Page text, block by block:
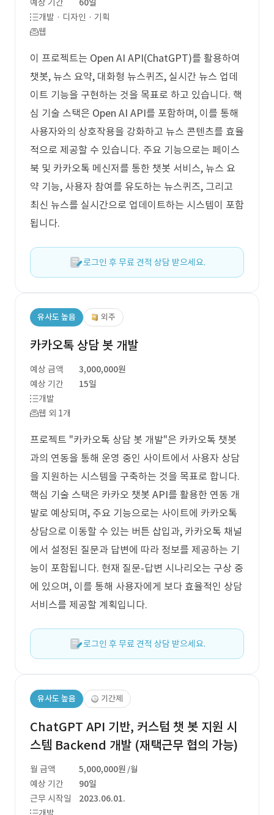
예상 기간
60일
개발 · 디자인 · 기획
웹
이 프로젝트는 Open AI API(ChatGPT)를 활용하여
챗봇, 뉴스 요약, 대화형 뉴스퀴즈, 실시간 뉴스 업데
이트 기능을 구현하는 것을 목표로 하고 있습니다. 핵
심 기술 스택은 Open AI API를 포함하며, 이를 통해
사용자와의 상호작용을 강화하고 뉴스 콘텐츠를 효율
적으로 제공할 수 있습니다. 주요 기능으로는 페이스
북 및 카카오톡 메신저를 통한 챗봇 서비스, 뉴스 요
약 기능, 사용자 참여를 유도하는 뉴스퀴즈, 그리고
최신 뉴스를 실시간으로 업데이트하는 시스템이 포함
됩니다.
로그인 후 무료 견적 상담 받으세요.
유사도 높음 외주
카카오톡 상담 봇 개발
예상 금액
3,000,000원
예상 기간
15일
개발
웹 외 1개
프로젝트 "카카오톡 상담 봇 개발"은 카카오톡 챗봇
과의 연동을 통해 운영 중인 사이트에서 사용자 상담
을 지원하는 시스템을 구축하는 것을 목표로 합니다.
핵심 기술 스택은 카카오 챗봇 API를 활용한 연동 개
발로 예상되며, 주요 기능으로는 사이트에 카카오톡
상담으로 이동할 수 있는 버튼 삽입과, 카카오톡 채널
에서 설정된 질문과 답변에 따라 정보를 제공하는 기
능이 포함됩니다. 현재 질문-답변 시나리오는 구상 중
에 있으며, 이를 통해 사용자에게 보다 효율적인 상담
서비스를 제공할 계획입니다.
로그인 후 무료 견적 상담 받으세요.
유사도 높음 기간제
ChatGPT API 기반, 커스텀 챗 봇 지원 시
스템 Backend 개발 (재택근무 협의 가능)
월 금액 5,000,000원 /월
예상 기간
90일
근무 시작일
2023.06.01.